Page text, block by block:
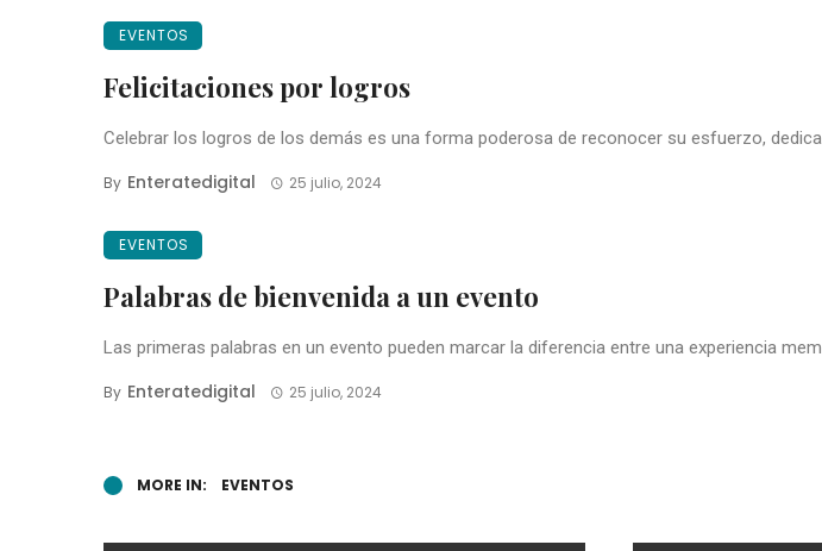
EVENTOS
Felicitaciones por logros
Celebrar los logros de los demás es una forma poderosa de reconocer su esfuerzo,
By Enteratedigital 25 julio, 2024
EVENTOS
Palabras de bienvenida a un evento
Las primeras palabras en un evento pueden marcar la diferencia entre una experiencia
By Enteratedigital 25 julio, 2024
MORE IN: EVENTOS